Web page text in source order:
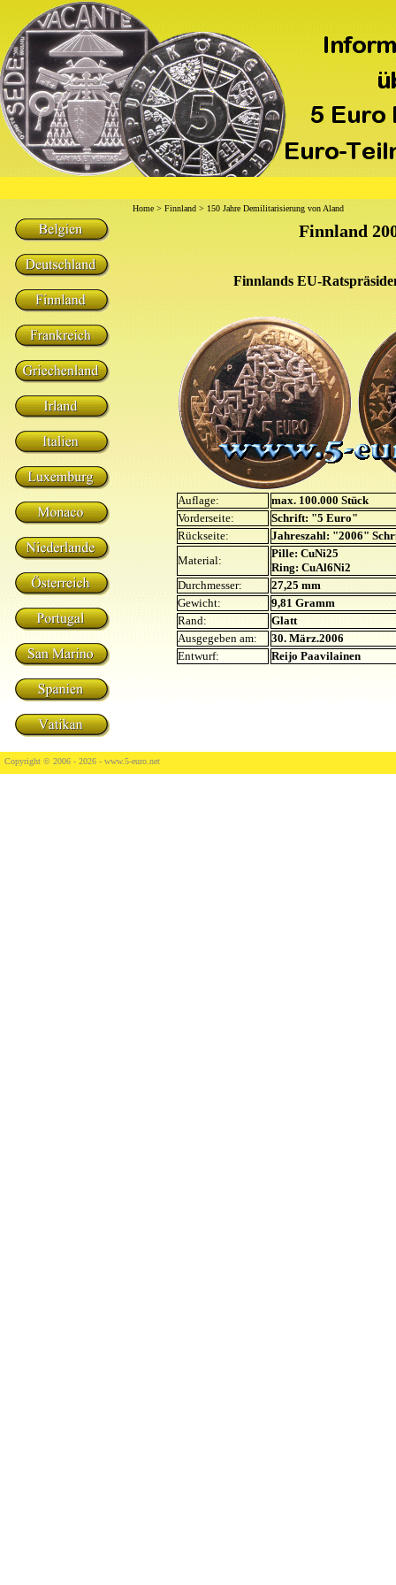
Home > Finnland > 150 Jahre Demilitarisierung von Aland
Finnland
Finnlands EU-
Auflage:
max. 100.000 Stück
Vorderseite:
Schrift: "5 Euro"
Rückseite:
Jahreszahl: "2006"
Material:
Pille: CuNi25
Ring: CuAl6Ni2
Durchmesser:
27,25 mm
Gewicht:
9,81 Gramm
Rand:
Glatt
Ausgegeben am:
30. März.2006
Entwurf:
Reijo Paavilainen
Copyright © 2006 - 2026 - www.5-euro.net